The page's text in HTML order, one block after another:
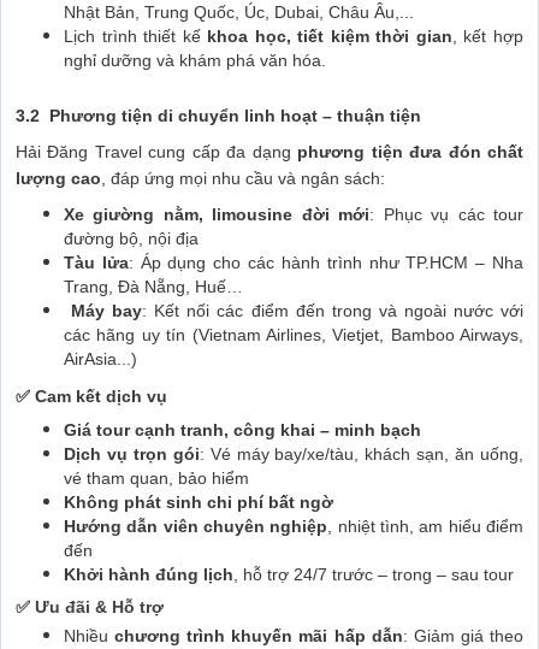
Nhật Bản, Trung Quốc, Úc, Dubai, Châu Âu,...
Lịch trình thiết kế khoa học, tiết kiệm thời gian, kết hợp
nghỉ dưỡng và khám phá văn hóa.
3.2 Phương tiện di chuyển linh hoạt – thuận tiện
Hải Đăng Travel cung cấp đa dạng phương tiện đưa đón chất
lượng cao, đáp ứng mọi nhu cầu và ngân sách:
Xe giường nằm, limousine đời mới: Phục vụ các tour
đường bộ, nội địa
Tàu lửa: Áp dụng cho các hành trình như TP.HCM – Nha
Trang, Đà Nẵng, Huế…
Máy bay: Kết nối các điểm đến trong và ngoài nước với
các hãng uy tín (Vietnam Airlines, Vietjet, Bamboo Airways,
AirAsia...)
✅ Cam kết dịch vụ
Giá tour cạnh tranh, công khai – minh bạch
Dịch vụ trọn gói: Vé máy bay/xe/tàu, khách sạn, ăn uống,
vé tham quan, bảo hiểm
Không phát sinh chi phí bất ngờ
Hướng dẫn viên chuyên nghiệp, nhiệt tình, am hiểu điểm
đến
Khởi hành đúng lịch, hỗ trợ 24/7 trước – trong – sau tour
✅ Ưu đãi & Hỗ trợ
Nhiềuchương trình khuyến mãi hấp dẫn: Giảm giá theo